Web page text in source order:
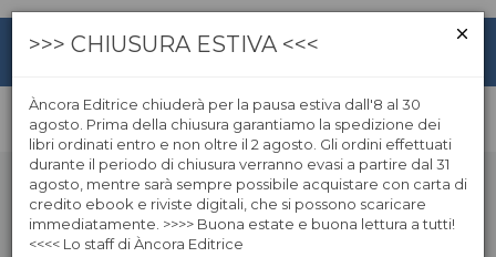
>>> CHIUSURA ESTIVA <<<
Àncora Editrice chiuderà per la pausa estiva dall'8 al 30
agosto. Prima della chiusura garantiamo la spedizione dei
libri ordinati entro e non oltre il 2 agosto. Gli ordini effettuati
durante il periodo di chiusura verranno evasi a partire dal 31
agosto, mentre sarà sempre possibile acquistare con carta di
credito ebook e riviste digitali, che si possono scaricare
immediatamente. >>>> Buona estate e buona lettura a tutti!
<<<< Lo staff di Àncora Editrice